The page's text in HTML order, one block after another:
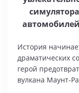
История
драматических
герой
вулкана Маунт-